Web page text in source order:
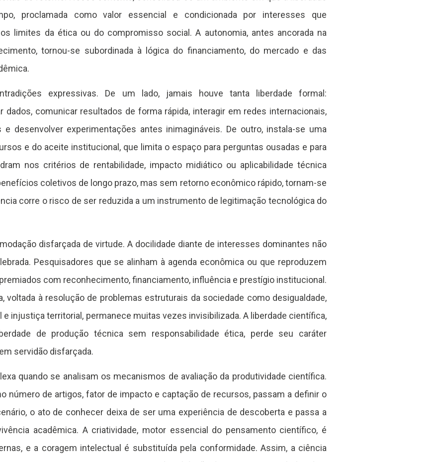
proclamada como valor essencial e condicionada por interesses que
limites da ética ou do compromisso social. A autonomia, antes ancorada na
tornou-se subordinada à lógica do financiamento, do mercado e das
expressivas. De um lado, jamais houve tanta liberdade formal:
dados, comunicar resultados de forma rápida, interagir em redes internacionais,
e desenvolver experimentações antes inimagináveis. De outro, instala-se uma
e do aceite institucional, que limita o espaço para perguntas ousadas e para
nos critérios de rentabilidade, impacto midiático ou aplicabilidade técnica
coletivos de longo prazo, mas sem retorno econômico rápido, tornam-se
corre o risco de ser reduzida a um instrumento de legitimação tecnológica do
disfarçada de virtude. A docilidade diante de interesses dominantes não
Pesquisadores que se alinham à agenda econômica ou que reproduzem
com reconhecimento, financiamento, influência e prestígio institucional.
voltada à resolução de problemas estruturais da sociedade como desigualdade,
e injustiça territorial, permanece muitas vezes invisibilizada. A liberdade científica,
de produção técnica sem responsabilidade ética, perde seu caráter
servidão disfarçada.
quando se analisam os mecanismos de avaliação da produtividade científica.
número de artigos, fator de impacto e captação de recursos, passam a definir o
o ato de conhecer deixa de ser uma experiência de descoberta e passa a
acadêmica. A criatividade, motor essencial do pensamento científico, é
e a coragem intelectual é substituída pela conformidade. Assim, a ciência